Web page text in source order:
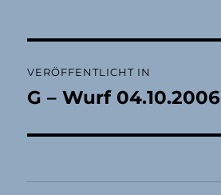
VERÖFFENTLICHT IN
G – Wurf 04.10.2006